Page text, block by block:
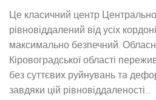
Це класичний центр
рівновіддалений від усіх
максимально безпечний.
Кіровоградської області
без суттєвих руйнувань та
завдяки цій рівновіддаленості...